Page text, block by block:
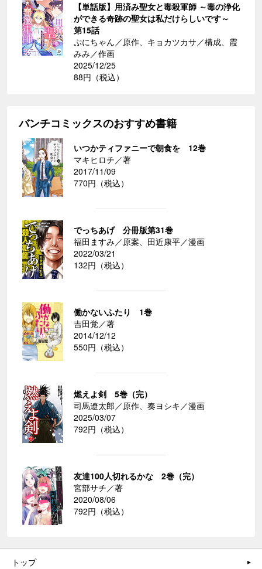
【単話版】用済み聖女と毒殺軍師 ～毒の浄化
ができる奇跡の聖女は私だけらしいです～
第15話
ぷにちゃん／原作、キョカツカサ／構成、霞
みみ／作画
2025/12/25
88円（税込）
バンチコミックスのおすすめ書籍
いつかティファニーで朝食を 12巻
マキヒロチ／著
2017/11/09
770円（税込）
でっちあげ 分冊版第31巻
福田ますみ／原案、田近康平／漫画
2022/03/21
132円（税込）
働かないふたり 1巻
吉田覚／著
2014/12/12
550円（税込）
燃えよ剣 5巻（完）
司馬遼太郎／原作、奏ヨシキ／漫画
2025/03/07
792円（税込）
友達100人切れるかな 2巻（完）
宮部サチ／著
2020/08/06
792円（税込）
トップ